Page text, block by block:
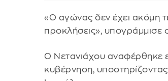
«Ο αγώνας δεν έχει ακόμη
προκλήσεις»,
Ο Νετανιάχου αναφέρθηκε
κυβέρνηση, υποστηρίζοντας